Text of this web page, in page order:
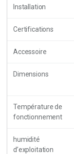
Installation
Certifications
Accessoire
Dimensions
Température de
fonctionnement
humidité
d’exploitation